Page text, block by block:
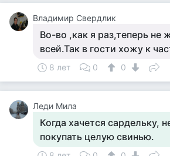
Владимир Свердлик
Во-во ,как я раз,теперь не
всей.Так в гости хожу к
8 лет 0 0
Леди Мила
Когда хачется сардельку,
покупать целую свинью.